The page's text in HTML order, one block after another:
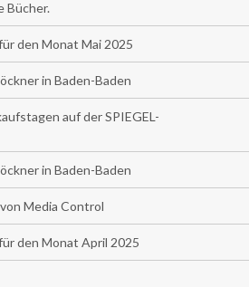
Bücher.
den Monat Mai 2025
in Baden-Baden
auf der SPIEGEL-
in Baden-Baden
Media Control
den Monat April 2025